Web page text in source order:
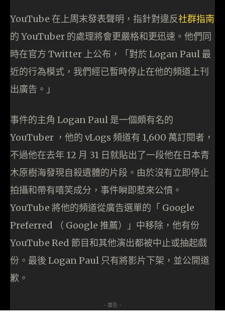
YouTube 在上周末發表聲明，指針對違反社群指南
的 YouTuber 的處理將會更嚴格和更迅速。他們同
時在官方 Twitter 上公布，「對於 Logan Paul 最
近的行為模式，我們經已暫時停止在他的頻道上刊
出廣告。」
事件的主角 Logan Paul 是一個頗有名的
YouTuber ，他的 vLogs 頻道有 1,600 萬訂閱者，
不過他在去年 12 月 31 日就貼出了一段他在日本青
木原樹海發現自殺遺體的片段。由於沒有立即停止
拍攝和帶有嘻笑成分，事件瞬即惹來公憤。
YouTube 將他的頻道從廣告選單的「 Google
Preferred （ Google 推薦）」中移除，他有份
YouTube Red 節目和其他演出都被中止或抽起戲
份。最後 Logan Paul 只有將影片下架，並公開道
歉。
- 廣告 -